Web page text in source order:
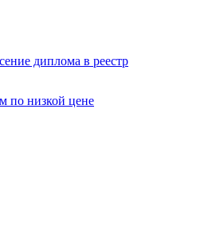
диплома в реестр
по низкой цене